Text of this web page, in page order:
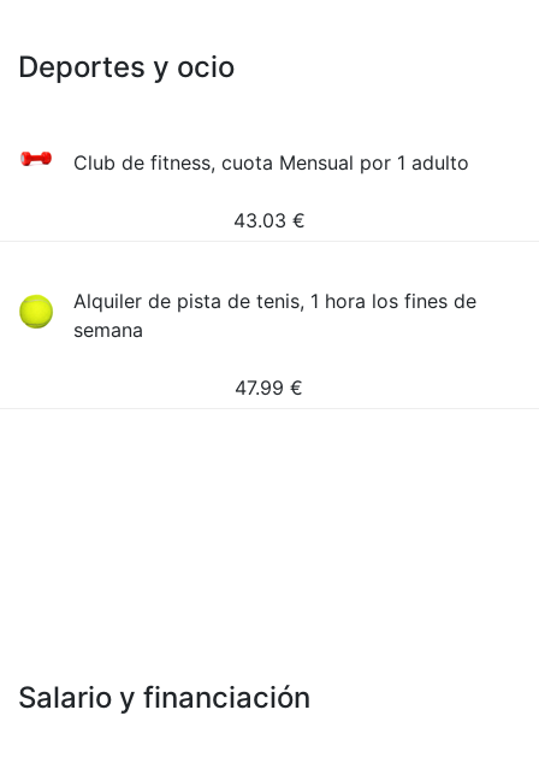
Deportes y ocio
Club de fitness, cuota Mensual por 1 adulto
43.03 €
Alquiler de pista de tenis, 1 hora los fines de
semana
47.99 €
Salario y financiación